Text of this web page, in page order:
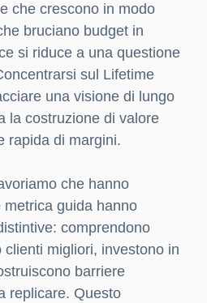
che crescono in modo
bruciano budget in
si riduce a una questione
sul Lifetime
una visione di lungo
la costruzione di valore
rapida di margini.
che hanno
guida hanno
comprendono
migliori, investono in
barriere
replicare. Questo